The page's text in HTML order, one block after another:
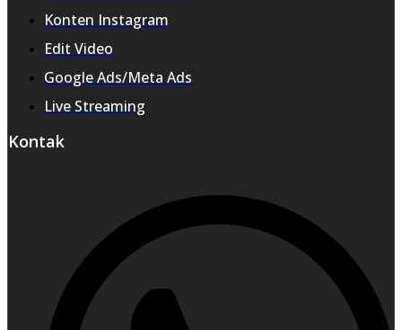
Konten Instagram
Edit Video
Google Ads/Meta Ads
Live Streaming
Kontak